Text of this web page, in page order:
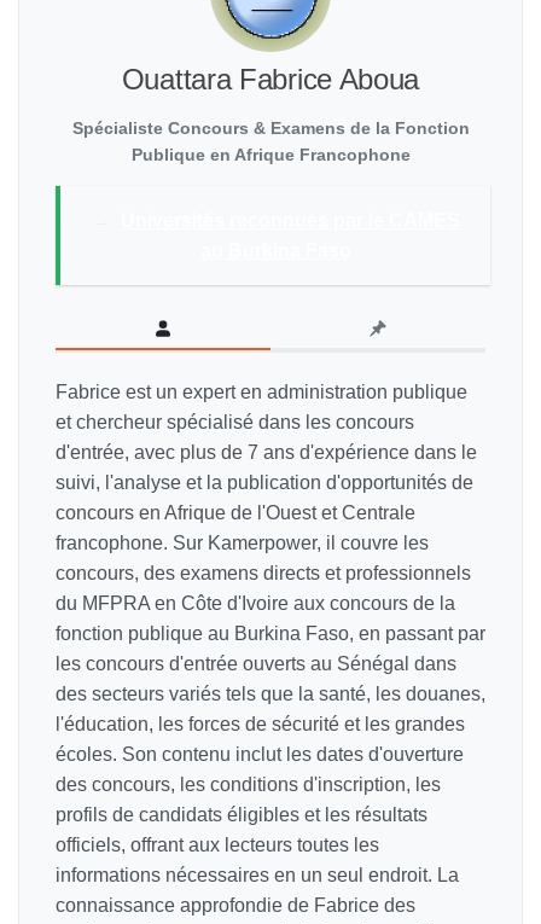
Ouattara Fabrice Aboua
Spécialiste Concours & Examens de la Fonction
Publique en Afrique Francophone
Fabrice est un expert en administration publique
et chercheur spécialisé dans les concours
d'entrée, avec plus de 7 ans d'expérience dans le
suivi, l'analyse et la publication d'opportunités de
concours en Afrique de l'Ouest et Centrale
francophone. Sur Kamerpower, il couvre les
concours, des examens directs et professionnels
du MFPRA en Côte d'Ivoire aux concours de la
fonction publique au Burkina Faso, en passant par
les concours d'entrée ouverts au Sénégal dans
des secteurs variés tels que la santé, les douanes,
l'éducation, les forces de sécurité et les grandes
écoles. Son contenu inclut les dates d'ouverture
des concours, les conditions d'inscription, les
profils de candidats éligibles et les résultats
officiels, offrant aux lecteurs toutes les
informations nécessaires en un seul endroit. La
connaissance approfondie de Fabrice des